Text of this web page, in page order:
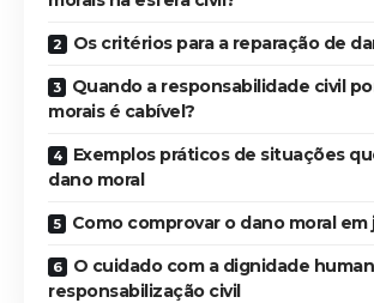
Os critérios para a reparação de
Quando a responsabilidade civil
morais é cabível?
Exemplos práticos de situações
dano moral
Como comprovar o dano moral em
O cuidado com a dignidade
responsabilização civil